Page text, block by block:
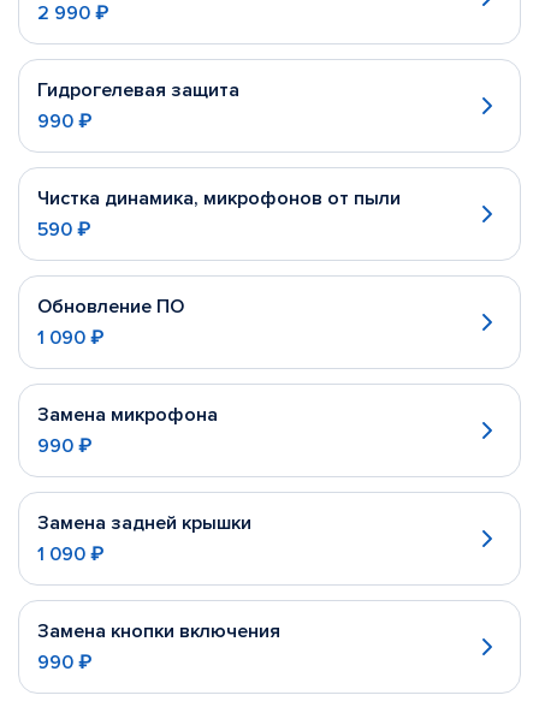
2 990 ₽
Гидрогелевая защита
990 ₽
Чистка динамика, микрофонов от пыли
590 ₽
Обновление ПО
1 090 ₽
Замена микрофона
990 ₽
Замена задней крышки
1 090 ₽
Замена кнопки включения
990 ₽